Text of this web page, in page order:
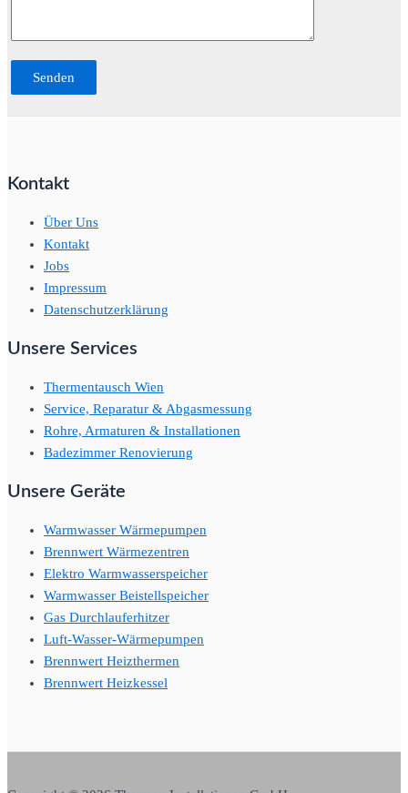
Kontakt
Über Uns
Kontakt
Jobs
Impressum
Datenschutzerklärung
Unsere Services
Thermentausch Wien
Service, Reparatur & Abgasmessung
Rohre, Armaturen & Installationen
Badezimmer Renovierung
Unsere Geräte
Warmwasser Wärmepumpen
Brennwert Wärmezentren
Elektro Warmwasserspeicher
Warmwasser Beistellspeicher
Gas Durchlauferhitzer
Luft-Wasser-Wärmepumpen
Brennwert Heizthermen
Brennwert Heizkessel